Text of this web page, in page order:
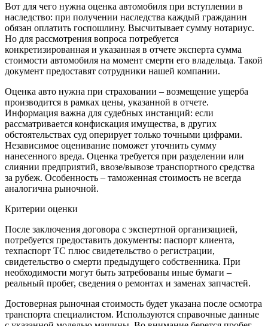
Вот для чего нужна оценка автомобиля при вступлении в
наследство: при получении наследства каждый гражданин
обязан оплатить госпошлину. Высчитывает сумму нотариус.
Но для рассмотрения вопроса потребуется
конкретизированная и указанная в отчете эксперта сумма
стоимости автомобиля на момент смерти его владельца. Такой
документ предоставят сотрудники нашей компании.
Оценка авто нужна при страховании – возмещение ущерба
производится в рамках цены, указанной в отчете.
Информация важна для судебных инстанций: если
рассматривается конфискация имущества, в других
обстоятельствах суд оперирует только точными цифрами.
Независимое оценивание поможет уточнить сумму
нанесенного вреда. Оценка требуется при разделении или
слиянии предприятий, ввозе/вывозе транспортного средства
за рубеж. Особенность – таможенная стоимость не всегда
аналогична рыночной.
Критерии оценки
После заключения договора с экспертной организацией,
потребуется предоставить документы: паспорт клиента,
техпаспорт ТС плюс свидетельство о регистрации,
свидетельство о смерти предыдущего собственника. При
необходимости могут быть затребованы иные бумаги –
реальный пробег, сведения о ремонтах и заменах запчастей.
Достоверная рыночная стоимость будет указана после осмотра
транспорта специалистом. Используются справочные данные